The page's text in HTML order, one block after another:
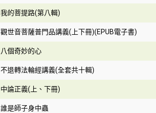
我的菩提路(第八輯)
觀世音菩薩普門品講義(上下冊)(EPUB電子書)
八個奇妙的心
不退轉法輪經講義(全套共十輯)
中論正義(上、下冊)
誰是師子身中蟲